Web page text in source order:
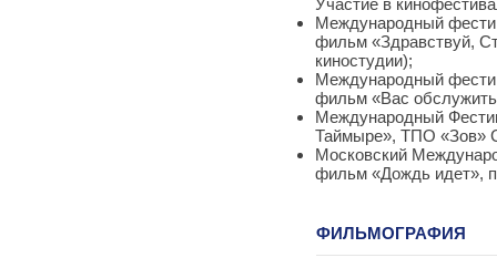
Участие в
Международный
фильм «Здравствуй,
киностудии);
Международный
фильм «Вас
Международный
Таймыре», ТПО «Зов»
Московский
фильм «Дождь идет»,
ФИЛЬМОГРАФИЯ